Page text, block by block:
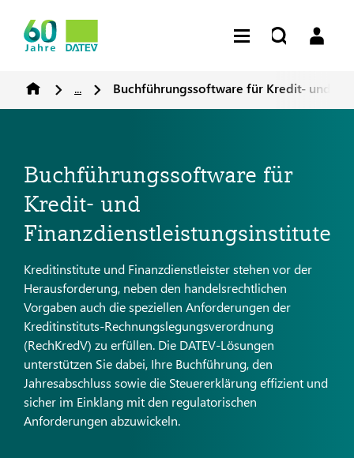
... Buchführungssoftware für Kredit- und
Buchführungssoftware für
Kredit- und
Finanzdienstleistungsinstitute
Kreditinstitute und Finanzdienstleister stehen vor der
Herausforderung, neben den handelsrechtlichen
Vorgaben auch die speziellen Anforderungen der
Kreditinstituts-Rechnungslegungsverordnung
(RechKredV) zu erfüllen. Die DATEV-Lösungen
unterstützen Sie dabei, Ihre Buchführung, den
Jahresabschluss sowie die Steuererklärung effizient und
sicher im Einklang mit den regulatorischen
Anforderungen abzuwickeln.